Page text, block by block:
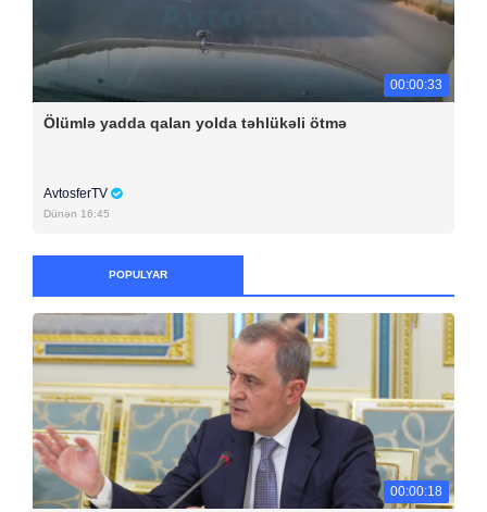
00:00:33
Ölümlə yadda qalan yolda təhlükəli ötmə
AvtosferTV
Dünən 16:45
POPULYAR
00:00:18